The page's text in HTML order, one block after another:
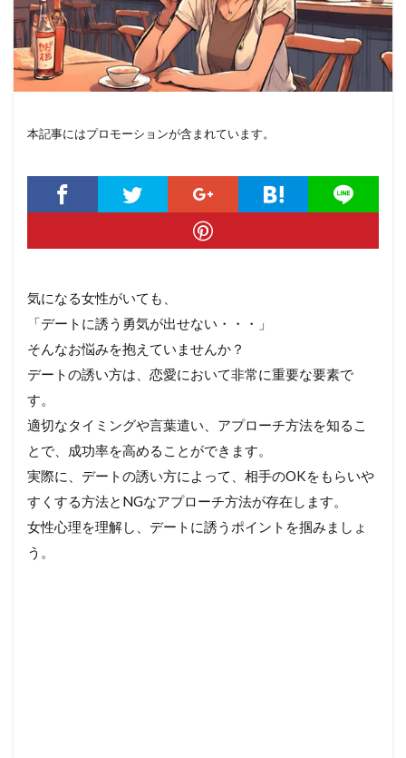
本記事にはプロモーションが含まれています。
気になる女性がいても、
「デートに誘う勇気が出せない・・・」
そんなお悩みを抱えていませんか？
デートの誘い方は、恋愛において非常に重要な要素で
す。
適切なタイミングや言葉遣い、アプローチ方法を知るこ
とで、成功率を高めることができます。
実際に、デートの誘い方によって、相手のOKをもらいや
すくする方法とNGなアプローチ方法が存在します。
女性心理を理解し、デートに誘うポイントを掴みましょ
う。